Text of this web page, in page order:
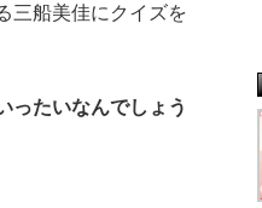
三船美佳にクイズを
たいなんでしょう